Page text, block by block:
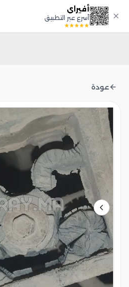
أفيراي
أسرع عبر التطبيقAfiray
عودة